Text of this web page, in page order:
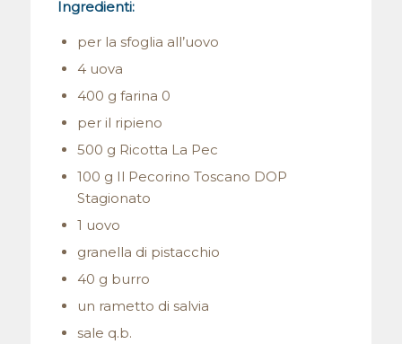
Ingredienti:
per la sfoglia all’uovo
4 uova
400 g farina 0
per il ripieno
500 g Ricotta La Pec
100 g Il Pecorino Toscano DOP
Stagionato
1 uovo
granella di pistacchio
40 g burro
un rametto di salvia
sale q.b.